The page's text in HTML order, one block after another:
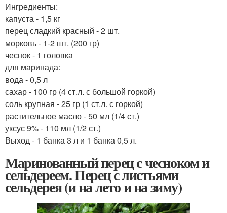
Ингредиенты:
капуста - 1,5 кг
перец сладкий красный - 2 шт.
морковь - 1-2 шт. (200 гр)
чеснок - 1 головка
для маринада:
вода - 0,5 л
сахар - 100 гр (4 ст.л. с большой горкой)
соль крупная - 25 гр (1 ст.л. с горкой)
растительное масло - 50 мл (1/4 ст.)
уксус 9% - 110 мл (1/2 ст.)
Выход - 1 банка 3 л и 1 банка 0,5 л.
Маринованный перец с чесноком и
сельдереем. Перец с листьями
сельдерея (и на лето и на зиму)